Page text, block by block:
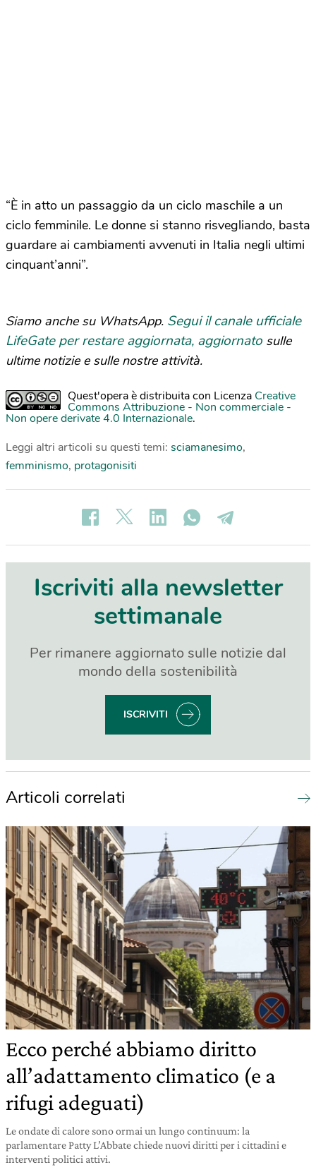
“È in atto un passaggio da un ciclo maschile a un
ciclo femminile. Le donne si stanno risvegliando, basta
guardare ai cambiamenti avvenuti in Italia negli ultimi
cinquant’anni”.
Siamo anche su WhatsApp. Segui il canale ufficiale
LifeGate per restare aggiornata, aggiornato sulle
ultime notizie e sulle nostre attività.
Quest'opera è distribuita con Licenza Creative
Commons Attribuzione - Non commerciale -
Non opere derivate 4.0 Internazionale.
Leggi altri articoli su questi temi: sciamanesimo,
femminismo, protagonisiti
Iscriviti alla newsletter
settimanale
Per rimanere aggiornato sulle notizie dal
mondo della sostenibilità
ISCRIVITI
Articoli correlati
Ecco perché abbiamo diritto
all’adattamento climatico (e a
rifugi adeguati)
Le ondate di calore sono ormai un lungo continuum: la
parlamentare Patty L’Abbate chiede nuovi diritti per i cittadini e
interventi politici attivi.